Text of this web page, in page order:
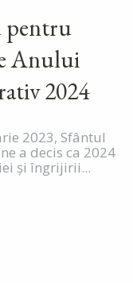
pentru
Anului
2024
2023, Sfântul
a decis ca 2024
și îngrijirii...